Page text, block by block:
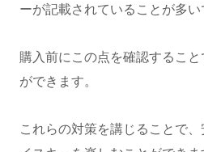
ーが記載されていることが多い
購入前にこの点を確認するこ
ができます。
これらの対策を講じることで